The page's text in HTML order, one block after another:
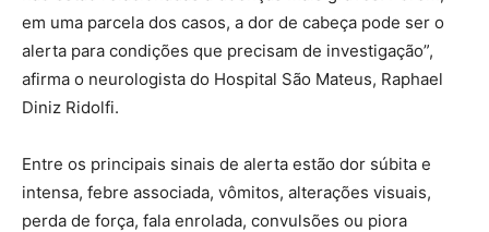
em uma parcela dos casos, a dor de cabeça pode ser o
alerta para condições que precisam de investigação”,
afirma o neurologista do Hospital São Mateus, Raphael
Diniz Ridolfi.
Entre os principais sinais de alerta estão dor súbita e
intensa, febre associada, vômitos, alterações visuais,
perda de força, fala enrolada, convulsões ou piora